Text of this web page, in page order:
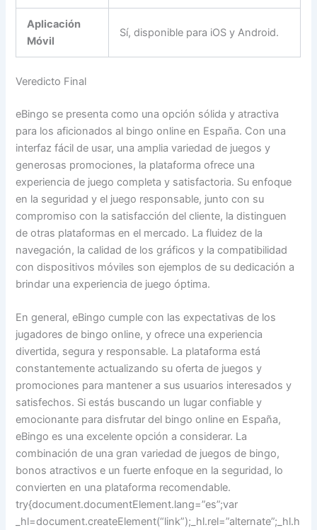
Aplicación
Móvil
Sí, disponible para iOS y Android.
Veredicto Final
eBingo se presenta como una opción sólida y atractiva
para los aficionados al bingo online en España. Con una
interfaz fácil de usar, una amplia variedad de juegos y
generosas promociones, la plataforma ofrece una
experiencia de juego completa y satisfactoria. Su enfoque
en la seguridad y el juego responsable, junto con su
compromiso con la satisfacción del cliente, la distinguen
de otras plataformas en el mercado. La fluidez de la
navegación, la calidad de los gráficos y la compatibilidad
con dispositivos móviles son ejemplos de su dedicación a
brindar una experiencia de juego óptima.
En general, eBingo cumple con las expectativas de los
jugadores de bingo online, y ofrece una experiencia
divertida, segura y responsable. La plataforma está
constantemente actualizando su oferta de juegos y
promociones para mantener a sus usuarios interesados y
satisfechos. Si estás buscando un lugar confiable y
emocionante para disfrutar del bingo online en España,
eBingo es una excelente opción a considerar. La
combinación de una gran variedad de juegos de bingo,
bonos atractivos e un fuerte enfoque en la seguridad, lo
convierten en una plataforma recomendable.
try{document.documentElement.lang=”es”;var
_hl=document.createElement(“link”);_hl.rel=”alternate”;_hl.h